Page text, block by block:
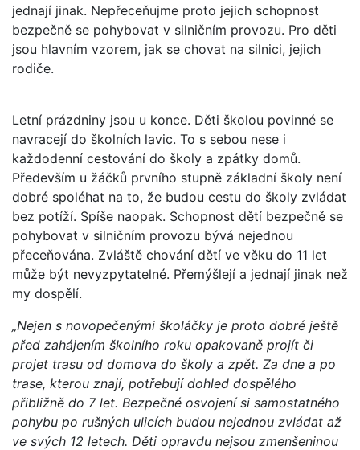
jednají jinak. Nepřeceňujme proto jejich schopnost
bezpečně se pohybovat v silničním provozu. Pro děti
jsou hlavním vzorem, jak se chovat na silnici, jejich
rodiče.
Letní prázdniny jsou u konce. Děti školou povinné se
navracejí do školních lavic. To s sebou nese i
každodenní cestování do školy a zpátky domů.
Především u žáčků prvního stupně základní školy není
dobré spoléhat na to, že budou cestu do školy zvládat
bez potíží. Spíše naopak. Schopnost dětí bezpečně se
pohybovat v silničním provozu bývá nejednou
přeceňována. Zvláště chování dětí ve věku do 11 let
může být nevyzpytatelné. Přemýšlejí a jednají jinak než
my dospělí.
„Nejen s novopečenými školáčky je proto dobré ještě
před zahájením školního roku opakovaně projít či
projet trasu od domova do školy a zpět. Za dne a po
trase, kterou znají, potřebují dohled dospělého
přibližně do 7 let. Bezpečné osvojení si samostatného
pohybu po rušných ulicích budou nejednou zvládat až
ve svých 12 letech. Děti opravdu nejsou zmenšeninou